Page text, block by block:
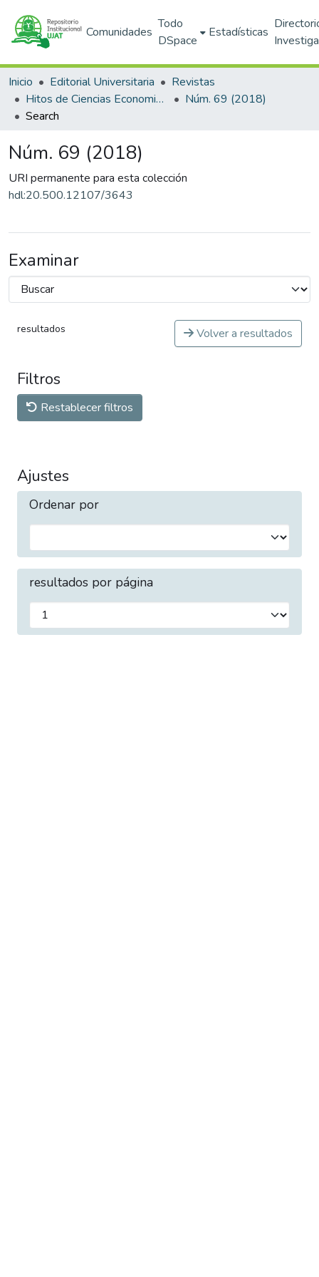
Comunidades
Todo
DSpace
Estadísticas
Inicio Editorial Universitaria
Revistas
Hitos de Ciencias Economico Administrativas
Núm. 69 (2018)
Search
Núm. 69 (2018)
URI permanente para esta colección
hdl:20.500.12107/3643
Examinar
resultados Volver a resultados
Filtros
Restablecer filtros
Ajustes
Ordenar por
resultados por página